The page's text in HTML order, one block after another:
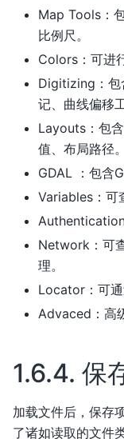
Map Tools：
比例尺。
Colors：可进
Digitizing：包
记、曲线偏移工
Layouts：包
值、布局路径。
GDAL ：包含
Variables：可
Authentication
Network：可
理。
Locator：可通
Advaced：高
1.6.4. 保
加载文件后，保存
了诸如读取的文件